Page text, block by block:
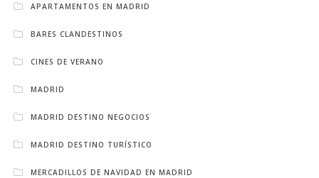
APARTAMENTOS EN MADRID
BARES CLANDESTINOS
CINES DE VERANO
MADRID
MADRID DESTINO NEGOCIOS
MADRID DESTINO TURÍSTICO
MERCADILLOS DE NAVIDAD EN MADRID